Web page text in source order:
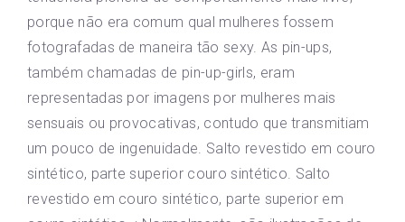
porque não era comum qual mulheres fossem
fotografadas de maneira tão sexy. As pin-ups,
também chamadas de pin-up-girls, eram
representadas por imagens por mulheres mais
sensuais ou provocativas, contudo que transmitiam
um pouco de ingenuidade. Salto revestido em couro
sintético, parte superior couro sintético. Salto
revestido em couro sintético, parte superior em